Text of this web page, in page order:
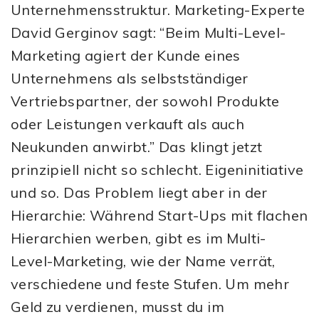
Unternehmensstruktur. Marketing-Experte
David Gerginov sagt: “Beim Multi-Level-
Marketing agiert der Kunde eines
Unternehmens als selbstständiger
Vertriebspartner, der sowohl Produkte
oder Leistungen verkauft als auch
Neukunden anwirbt.” Das klingt jetzt
prinzipiell nicht so schlecht. Eigeninitiative
und so. Das Problem liegt aber in der
Hierarchie: Während Start-Ups mit flachen
Hierarchien werben, gibt es im Multi-
Level-Marketing, wie der Name verrät,
verschiedene und feste Stufen. Um mehr
Geld zu verdienen, musst du im